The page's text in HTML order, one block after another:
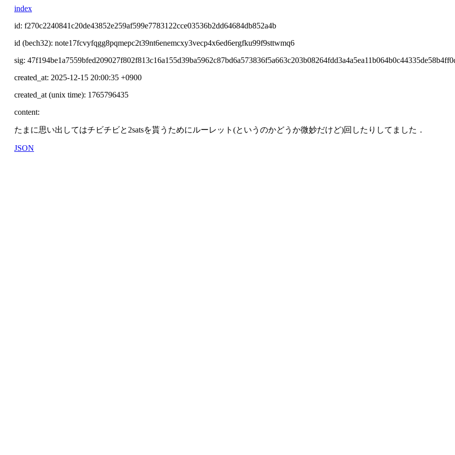
index
id: f270c2240841c20de43852e259af599e7783122cce03536b2dd64684db852a4b
id (bech32): note17fcvyfqgg8pqmepc2t39nt6enemcxy3vecp4x6ed6ergfku99f9sttwmq6
sig:
created_at: 2025-12-15 20:00:35 +0900
created_at (unix time): 1765796435
content:
たまに思い出してはチビチビと2satsを貰うためにルーレット(というのかどうか微妙だけど)回したりしてました．
JSON